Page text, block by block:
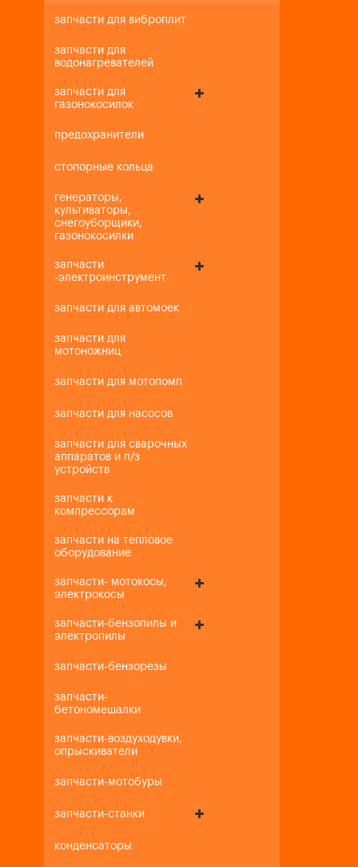
запчасти для виброплит
запчасти для
водонагревателей
запчасти для
газонокосилок
предохранители
стопорные кольца
генераторы,
культиваторы,
снегоуборщики,
газонокосилки
запчасти
-электроинструмент
запчасти для автомоек
запчасти для
мотоножниц
запчасти для мотопомп
запчасти для насосов
запчасти для сварочных
аппаратов и п/з
устройств
запчасти к
компрессорам
запчасти на тепловое
оборудование
запчасти- мотокосы,
электрокосы
запчасти-бензопилы и
электропилы
запчасти-бензорезы
запчасти-
бетономешалки
запчасти-воздуходувки,
опрыскиватели
запчасти-мотобуры
запчасти-станки
конденсаторы